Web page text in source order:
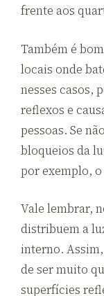
frente aos
Também é
locais onde
nesses casos,
reflexos e
pessoas. Se
bloqueios da
por exemplo,
Vale lembrar,
distribuem a
interno.
de ser muito
superfícies